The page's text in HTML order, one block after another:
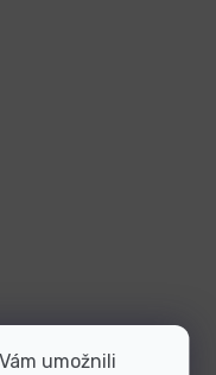
umožnili